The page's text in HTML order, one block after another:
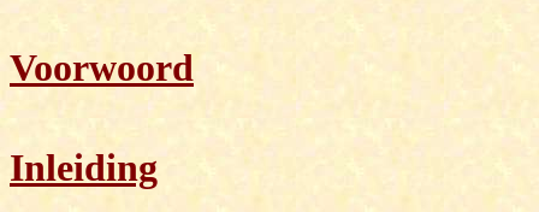
Voorwoord
Inleiding